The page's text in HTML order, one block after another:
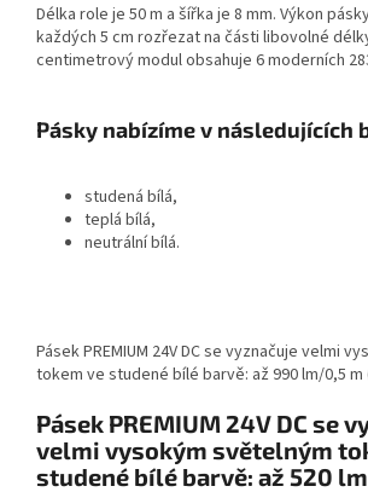
Délka role je 50 m a šířka je 8 mm. Výkon
každých 5 cm rozřezat na části libovolné
centimetrový modul obsahuje 6 moderních
Pásky nabízíme v následujících
studená bílá,
teplá bílá,
neutrální bílá.
Pásek PREMIUM 24V DC se vyznačuje velmi
tokem ve studené bílé barvě: až 990 lm/0,5 m
Pásek PREMIUM 24V DC se
velmi vysokým světelným
studené bílé barvě: až 520